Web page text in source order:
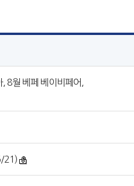
8월 베페 베이비페어,
21)